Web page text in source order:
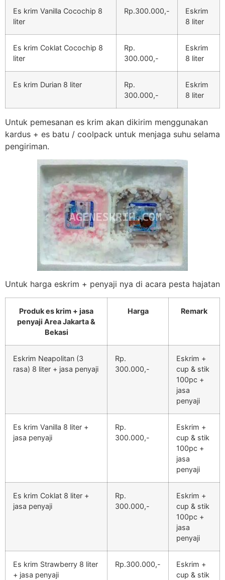
Es krim Vanilla Cocochip 8
liter
Rp.300.000,-
Eskrim
8 liter
Es krim Coklat Cocochip 8
liter
Rp.
300.000,-
Eskrim
8 liter
Es krim Durian 8 liter
Rp.
300.000,-
Eskrim
8 liter
Untuk pemesanan es krim akan dikirim menggunakan
kardus + es batu / coolpack untuk menjaga suhu selama
pengiriman.
Untuk harga eskrim + penyaji nya di acara pesta hajatan
Produk es krim + jasa
penyaji Area Jakarta &
Bekasi
Harga Remark
Eskrim Neapolitan (3
rasa) 8 liter + jasa penyaji
Rp.
300.000,-
Eskrim +
cup & stik
100pc +
jasa
penyaji
Es krim Vanilla 8 liter +
jasa penyaji
Rp.
300.000,-
Eskrim +
cup & stik
100pc +
jasa
penyaji
Es krim Coklat 8 liter +
jasa penyaji
Rp.
300.000,-
Eskrim +
cup & stik
100pc +
jasa
penyaji
Es krim Strawberry 8 liter
+ jasa penyaji
Rp.300.000,-
Eskrim +
cup & stik